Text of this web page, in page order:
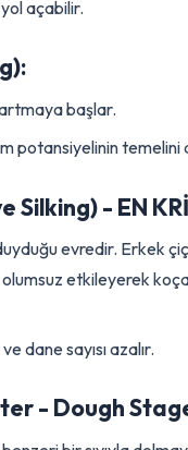
- V6):
toprağın yeterli
yol açabilir.
artmaya başlar.
verim potansiyelinin
ve Silking) -
duyduğu